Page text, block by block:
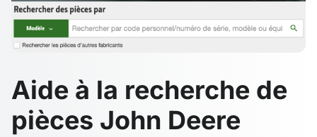
Aide à la recherche de
pièces John Deere